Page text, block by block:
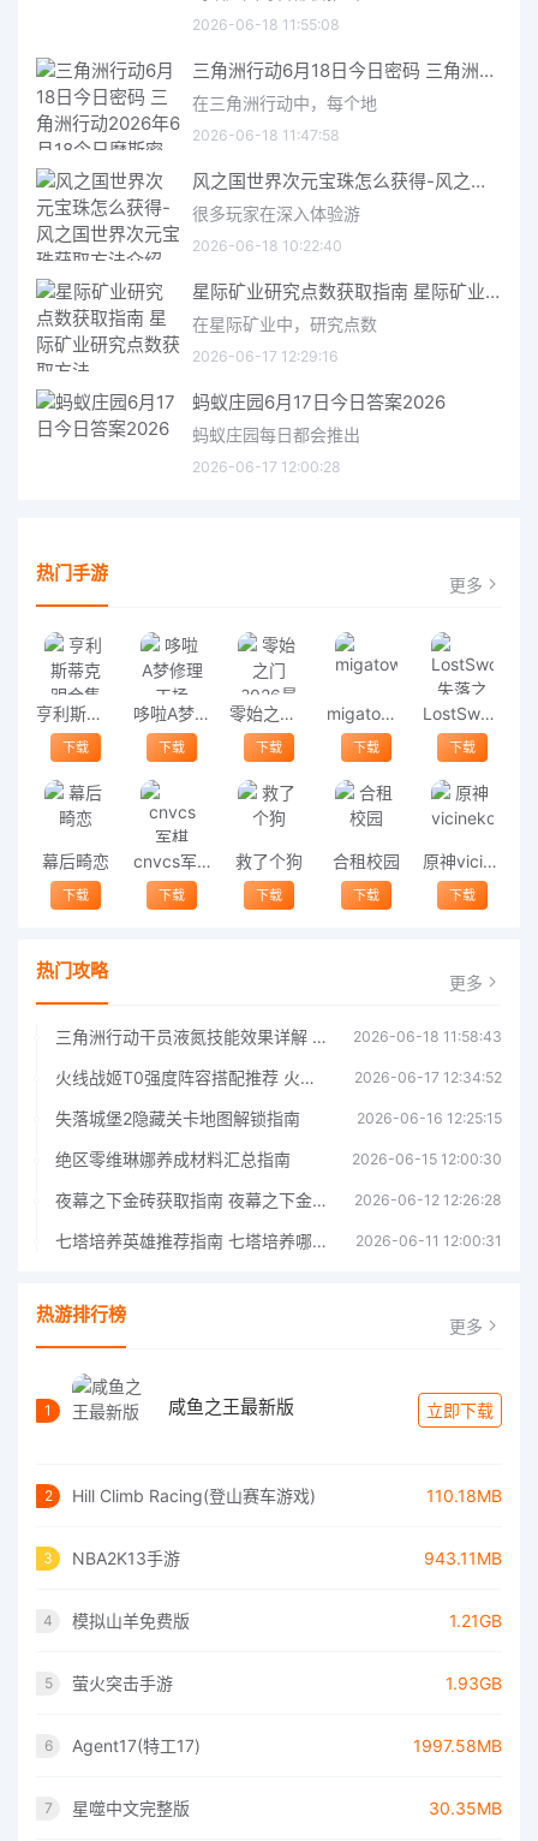
2026-06-18 11:55:08
三角洲行动6月18日今日密码 三角洲行动2026年6月18今日摩斯密码分享
在三角洲行动中，每个地
2026-06-18 11:47:58
风之国世界次元宝珠怎么获得-风之国世界次元宝珠获取方法介绍
很多玩家在深入体验游
2026-06-18 10:22:40
星际矿业研究点数获取指南 星际矿业研究点数获取方法
在星际矿业中，研究点数
2026-06-17 12:29:16
蚂蚁庄园6月17日今日答案2026
蚂蚁庄园每日都会推出
2026-06-17 12:00:28
热门手游 更多
亨利斯蒂克明合集
下载
哆啦A梦修理工场
下载
零始之门2026最新版
下载
migatowemyworld1.68
下载
LostSword失落之剑
下载
幕后畸恋
下载
cnvcs军棋
下载
救了个狗
下载
合租校园
下载
原神vicineko
下载
热门攻略 更多
三角洲行动干员液氮技能效果详解 三角洲行动干员液氮技能介绍 2026-06-18 11:58:43
火线战姬T0强度阵容搭配推荐 火线战姬T0强度阵容哪个好 2026-06-17 12:34:52
失落城堡2隐藏关卡地图解锁指南 2026-06-16 12:25:15
绝区零维琳娜养成材料汇总指南 2026-06-15 12:00:30
夜幕之下金砖获取指南 夜幕之下金砖获取方法 2026-06-12 12:26:28
七塔培养英雄推荐指南 七塔培养哪个英雄好 2026-06-11 12:00:31
热游排行榜 更多
1 咸鱼之王最新版 立即下载
2 Hill Climb Racing(登山赛车游戏) 110.18MB
3 NBA2K13手游 943.11MB
4 模拟山羊免费版 1.21GB
5 萤火突击手游 1.93GB
6 Agent17(特工17) 1997.58MB
7 星噬中文完整版 30.35MB